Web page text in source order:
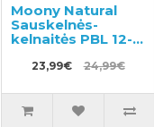
Moony Natural
Sauskelnės-
kelnaitės PBL 12-
23,99€ 24,99€